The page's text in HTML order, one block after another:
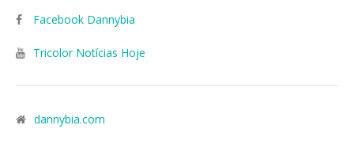
Facebook Dannybia
Tricolor Notícias Hoje
dannybia.com